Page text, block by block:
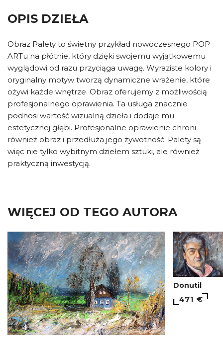
OPIS DZIEŁA
Obraz Palety to świetny przykład nowoczesnego POP
ARTu na płótnie, który dzięki swojemu wyjątkowemu
wyglądowi od razu przyciąga uwagę. Wyraziste kolory i
oryginalny motyw tworzą dynamiczne wrażenie, które
ożywi każde wnętrze. Obraz oferujemy z możliwością
profesjonalnego oprawienia. Ta usługa znacznie
podnosi wartość wizualną dzieła i dodaje mu
estetycznej głębi. Profesjonalne oprawienie chroni
również obraz i przedłuża jego żywotność. Palety są
więc nie tylko wybitnym dziełem sztuki, ale również
praktyczną inwestycją.
WIĘCEJ OD TEGO AUTORA
Donutil
471 €